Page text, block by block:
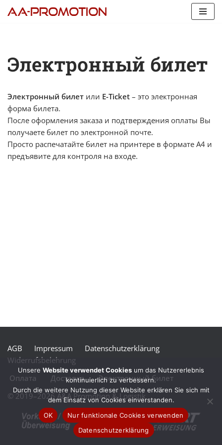
Электронный билет
Электронный билет или E-Ticket – это электронная
форма билета.
После оформления заказа и подтверждения оплаты Вы
получаете билет по электронной почте.
Просто распечатайте билет на принтере в формате А4 и
предъявите для контроля на входе.
AGB Impressum
Datenschutzerklärung
Widerrufsbelehrung
Оплата
Доставка
Электронный билет
© 2019–2026 A&A Promotion & Logistik
Unsere Website verwendet Cookies um das Nutzererlebnis
kontinuierlich zu verbessern.
Durch die weitere Nutzung dieser Website erklären Sie sich mit
dem Einsatz von Cookies einverstanden.
OK
Nur funktionale Cookies verwenden
Datenschutzerklärung